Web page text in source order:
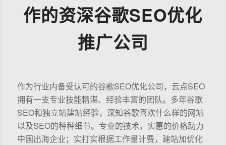
作的资深谷歌SEO优化
推广公司
作为行业内备受认可的谷歌SEO优化公司，云点SEO
拥有一支专业技能精湛、经验丰富的团队。多年谷歌
SEO和独立站建站经验，深知谷歌喜欢什么样的网站
以及SEO的种种细节。专业的技术，实惠的价格助力
中国出海企业；实打实根据工作量计费，建站加优化